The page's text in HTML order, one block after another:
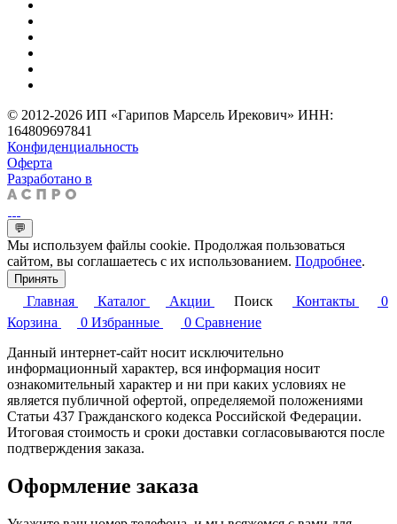
© 2012-2026 ИП «Гарипов Марсель Ирекович» ИНН:
164809697841
Конфиденциальность
Оферта
Разработано в
💬
Мы используем файлы cookie. Продолжая пользоваться
сайтом, вы соглашаетесь с их использованием. Подробнее.
Принять
Главная Каталог Акции Поиск Контакты
0
Корзина
0 Избранные 0 Сравнение
Данный интернет-сайт носит исключительно
информационный характер, вся информация носит
ознакомительный характер и ни при каких условиях не
является публичной офертой, определяемой положениями
Статьи 437 Гражданского кодекса Российской Федерации.
Итоговая стоимость и сроки доставки согласовываются после
подтверждения заказа.
Оформление заказа